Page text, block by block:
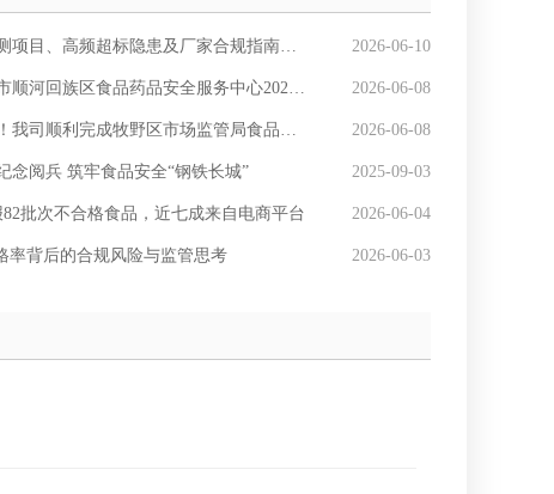
高频超标隐患及厂家合规指南（官方标准版） 2026-06-10
食品药品安全服务中心2026年度食品安全抽检项目】 2026-06-08
成牧野区市场监管局食品安全抽检检测服务项目 2026-06-08
念阅兵 筑牢食品安全“钢铁长城” 2025-09-03
批次不合格食品，近七成来自电商平台 2026-06-04
率背后的合规风险与监管思考 2026-06-03